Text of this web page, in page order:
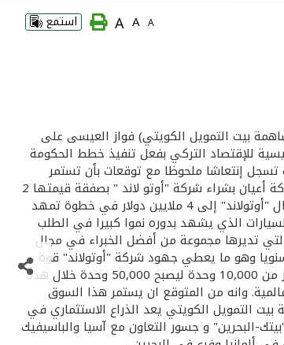
A
A
A استمع
قابضة مسجلة في مملكة البحرين تأسست في سبتمبر 2007 براس مال 150 مليون دولار وبمساهمة بيت التمويل الكويتي) فواز العيسى على
للإقتصاد التركي بفعل تنفيذ خطط الحكومة
تسجل إنتعاشا ملحوظا مع توقعات بأن تستمر
وتيرته خلال الفترة المقبلة . وأضاف العيسى بأن شركة "تركابيتال" والتي أسستها مجموعة بيت التمويل الكويتي "بيتك " قامت مؤخرا وبمشاركة شركة أعيان بشراء شركة "أوتو لاند " بصفقة قيمتها 2
مليون دولار ستكون قاعدة رئيسية تنفذ منها "تركابيتال" إلى سوق السيارات في تركيا ..ولمواكبة التطور الذي تمت الإشارة إليه فقد تم زيادة رأسمال "أوتولاند" إلى 4 ملايين دولار في خطوة تمهد
السيارات الذي يشهد بدوره نموا كبيرا في الطلب
تديرها مجموعة من أفضل الخبراء في مجال
وصيانة في إسطنبول يعتبر واحدا من أكبر وأفضل الورش في السوق التركية ويخدم 6 آلاف سيارة سنويا وهو ما يعطي جهود شركة "أوتولاند" قوة
دفع في تنفيذ خطط التوسع خلال المرحلة المقبلة. وبدأ سوق تأجير السيارات نموه منذ عام 2003 وبمعدل 60 % خلال الفترة 2003 – 2005 حيث قفز من 10,000 وحدة ليصبح 50,000 وحدة خلال هذه
والتي منها شركات عالمية. وانه من المتوقع ان يستمر هذا السوق
أحد البنوك التابعة لمجموعة بيت التمويل الكويتي يعد الذراع الاستثماري في
البحرين" و جسور التعاون مع آسيا والباسيفيك